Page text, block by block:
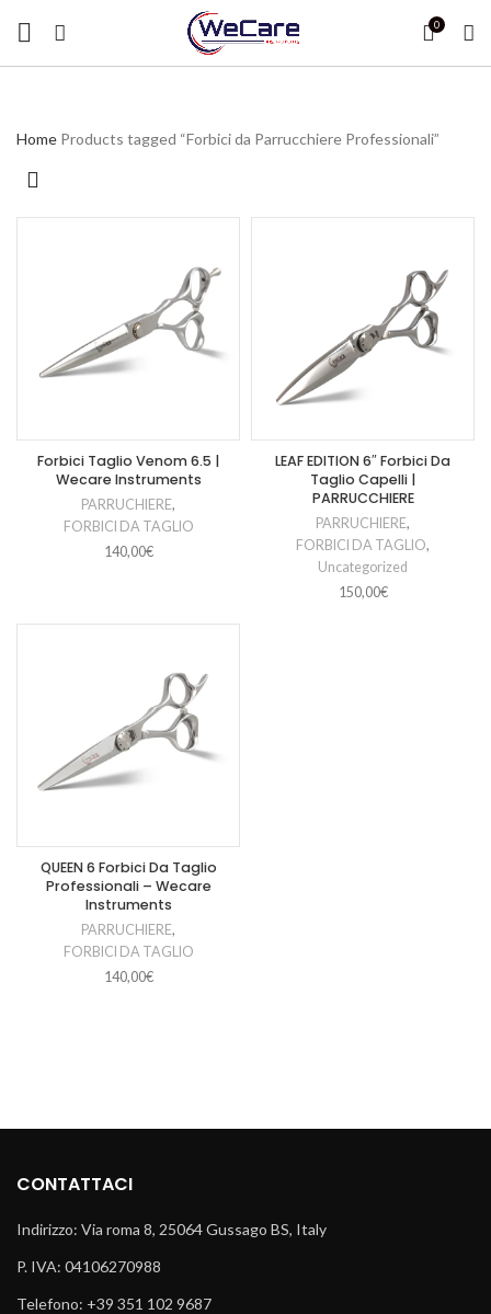
0
Home Products tagged “Forbici da Parrucchiere Professionali”
Forbici Taglio Venom 6.5 |
Wecare Instruments
PARRUCHIERE,
FORBICI DA TAGLIO
140,00€
LEAF EDITION 6″ Forbici Da
Taglio Capelli |
PARRUCCHIERE
PARRUCHIERE,
FORBICI DA TAGLIO,
Uncategorized
150,00€
QUEEN 6 Forbici Da Taglio
Professionali – Wecare
Instruments
PARRUCHIERE,
FORBICI DA TAGLIO
140,00€
CONTATTACI
Indirizzo: Via roma 8, 25064 Gussago BS, Italy
P. IVA: 04106270988
Telefono: +39 351 102 9687